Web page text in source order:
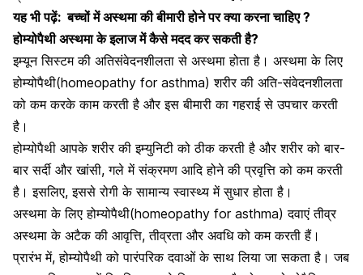
यह भी पढ़ें: बच्चों में अस्थमा की बीमारी होने पर क्या करना चाहिए ?
होम्योपैथी अस्थमा के इलाज में कैसे मदद कर सकती है?
इम्यून सिस्टम की अतिसंवेदनशीलता से अस्थमा होता है। अस्थमा के लिए
होम्योपैथी(homeopathy for asthma) शरीर की अति-संवेदनशीलता
को कम करके काम करती है और इस बीमारी का गहराई से उपचार करती
है।
होम्योपैथी आपके शरीर की इम्युनिटी को ठीक करती है औरशरीर को बार-
बार सर्दी और खांसी, गले में संक्रमण आदि होने की प्रवृत्ति को कम करती
है। इसलिए, इससे रोगी के सामान्य स्वास्थ्य में सुधार होता है।
अस्थमा के लिए होम्योपैथी(homeopathy for asthma) दवाएं तीव्र
अस्थमा के अटैक की आवृत्ति, तीव्रता और अवधि को कम करती हैं।
प्रारंभ में, होम्योपैथी को पारंपरिक दवाओं के साथ लिया जा सकता है। जब